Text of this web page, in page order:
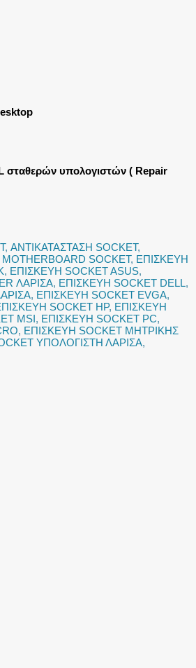
σταθερών υπολογιστών ( Repair
, ΑΝΤΙΚΑΤΑΣΤΑΣΗ SOCKET,
SOCKET, ΕΠΙΣΚΕΥΗ
, ΕΠΙΣΚΕΥΗ SOCKET ASUS,
ΛΑΡΙΣΑ, ΕΠΙΣΚΕΥΗ SOCKET DELL,
, ΕΠΙΣΚΕΥΗ SOCKET EVGA,
SOCKET HP, ΕΠΙΣΚΕΥΗ
MSI, ΕΠΙΣΚΕΥΗ SOCKET PC,
, ΕΠΙΣΚΕΥΗ SOCKET ΜΗΤΡΙΚΗΣ
ΥΠΟΛΟΓΙΣΤΗ ΛΑΡΙΣΑ,